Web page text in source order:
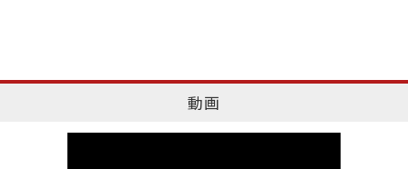
動画